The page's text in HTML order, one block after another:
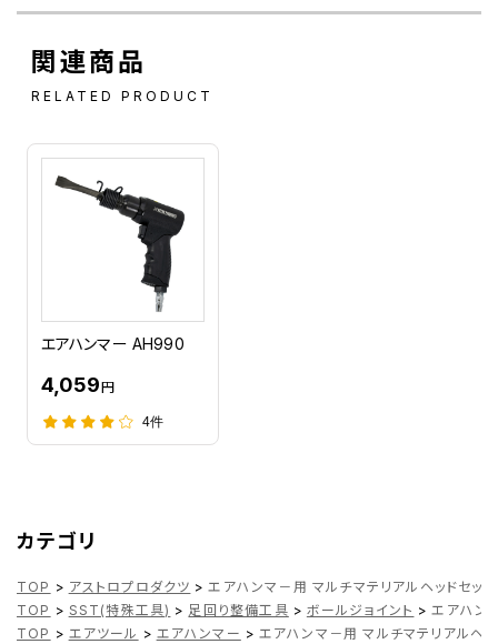
関連商品
RELATED PRODUCT
エアハンマー AH990
4,059円
4件
カテゴリ
TOP > アストロプロダクツ > エアハンマ－用 マルチマテリアルヘッドセッ
TOP > SST(特殊工具) > 足回り整備工具 > ボールジョイント > エアハン
TOP > エアツール > エアハンマー > エアハンマ－用 マルチマテリアルヘ